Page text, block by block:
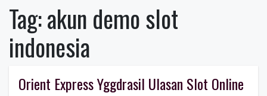
Tag:akun demo slot
indonesia
Orient Express Yggdrasil Ulasan Slot Online